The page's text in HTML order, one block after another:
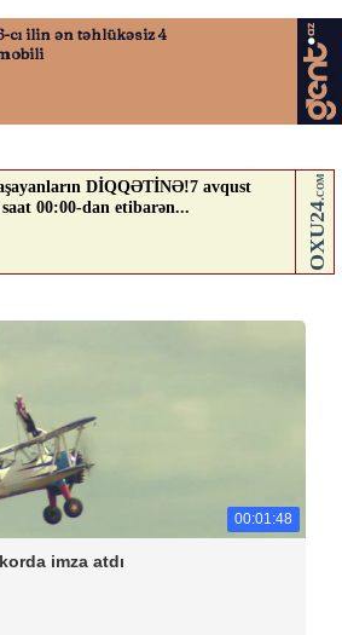
00:01:48
imza atdı